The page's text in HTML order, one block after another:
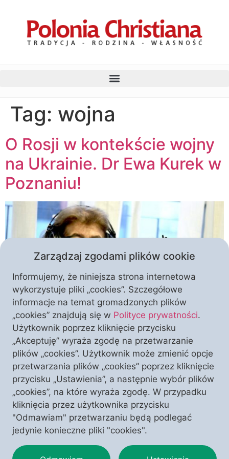
Tag: wojna
O Rosji w kontekście wojny
na Ukrainie. Dr Ewa Kurek w
Poznaniu!
Klub „Polonia Christiana” ponownie w Poznaniu!
Mamy dla Państwa spotkanie z gościem wyjątkowym
– dr Ewa Kurek zaprezentuje wykład zatytułowany
pytaniem „Rosji rozumem nie pojmiesz?”. Prace Pani
Doktor zawsze cechuje głębia dociekań i bogata
baza źródłowa. Jest też cenioną publicystką, której
opinie – idące często pod prąd politycznej
poprawności – ściągają na nią niezwykle ostrą […]
Zarządzaj zgodami plików cookie
Informujemy, że niniejsza strona internetowa
wykorzystuje pliki „cookies”. Szczegółowe
informacje na temat gromadzonych plików
„cookies” znajdują się w Polityce prywatności.
Użytkownik poprzez kliknięcie przycisku
„Akceptuję” wyraża zgodę na przetwarzanie
plików „cookies”. Użytkownik może zmienić opcje
przetwarzania plików „cookies” poprzez kliknięcie
przycisku „Ustawienia”, a następnie wybór plików
„cookies”, na które wyraża zgodę. W przypadku
kliknięcia przez użytkownika przycisku
"Odmawiam" przetwarzaniu będą podlegać
jedynie konieczne pliki "cookies".